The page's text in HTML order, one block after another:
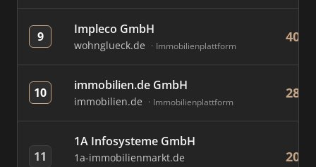
9 Impleco GmbH
wohnglueck.de Immobilienplattform
401
10 immobilien.de GmbH
immobilien.de Immobilienplattform
280
11
1A Infosysteme GmbH
1a-immobilienmarkt.de 209